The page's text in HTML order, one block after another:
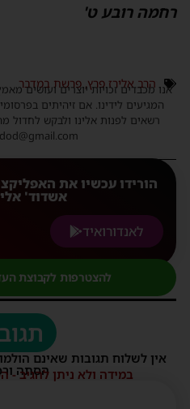
רחמה רובע ט'
הרב אלירז פרץ,פרשת במדבר
אנו מכבדים זכויות יוצרים ועושים
המגיעים לידינו. אם זיהיתים
רשאים לפנות אלינו ולבקש לחדול
הורידו עכשיו את
אשדוד'
לאנדורואיד
להצטרפות לקבוצת
אין לשלוח תגובות שאינם
הסתה
במידה ולא ניתן להגיב -